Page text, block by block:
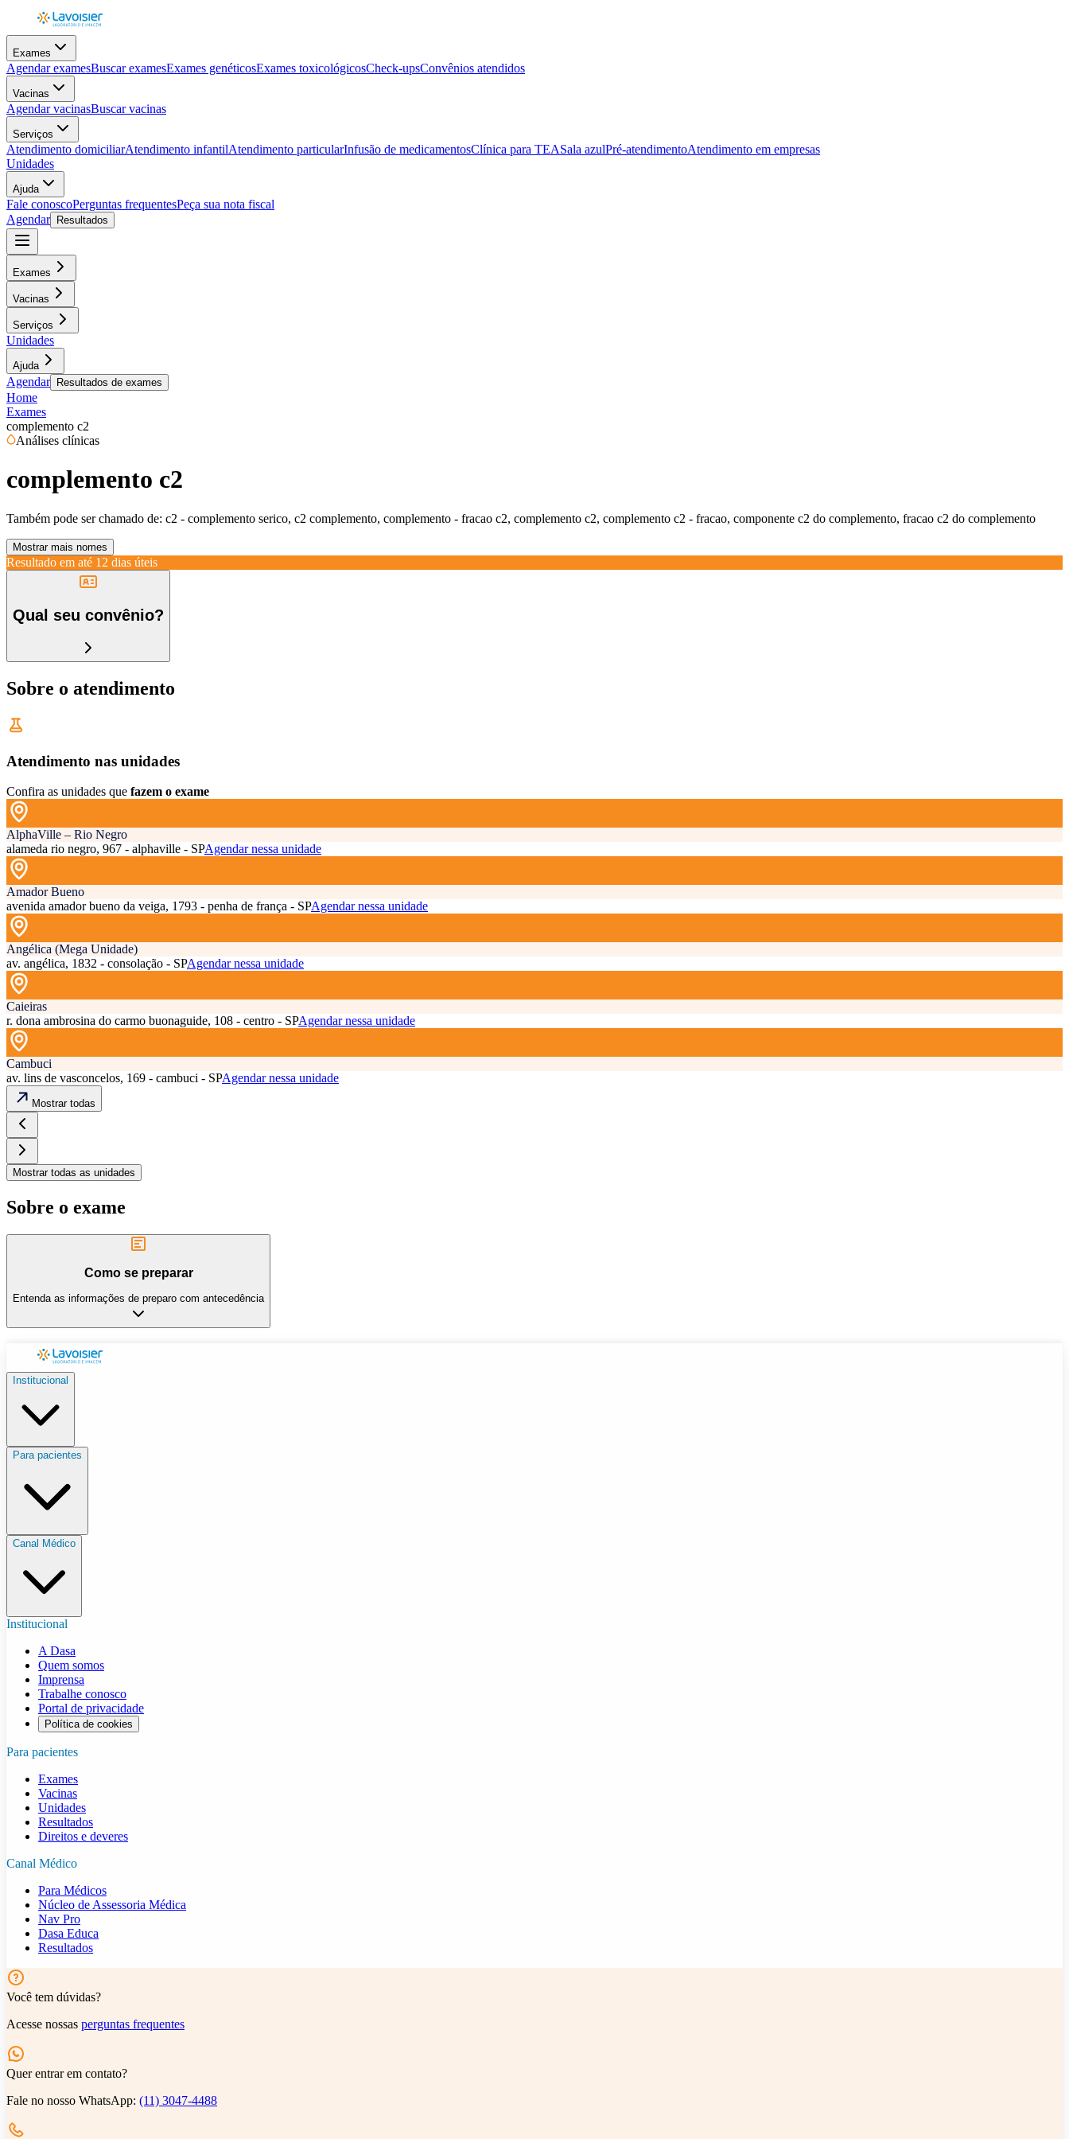
Exames
Agendar examesBuscar examesExames genéticosExames toxicológicosCheck-upsConvênios atendidos
Vacinas
Agendar vacinasBuscar vacinas
Serviços
Atendimento domiciliarAtendimento infantilAtendimento particularInfusão de medicamentosClínica para TEASala azulPré-atendimentoAtendimento em empresas
Unidades
Ajuda
Fale conoscoPerguntas frequentesPeça sua nota fiscal
Agendar
Resultados
Exames
Vacinas
Serviços
Unidades
Ajuda
Agendar Resultados de exames
Home
Exames
complemento c2
Análises clínicas
complemento c2
Também pode ser chamado de: c2 - complemento serico, c2 complemento, complemento - fracao c2, complemento c2, complemento c2 - fracao, componente c2 do complemento, fracao c2 do complemento
Mostrar mais nomes
Resultado em até 12 dias úteis
Qual seu convênio?
Sobre o atendimento
Atendimento nas unidades
Confira as unidades que fazem o exame
AlphaVille – Rio Negro
alameda rio negro, 967 - alphaville - SPAgendar nessa unidade
Amador Bueno
avenida amador bueno da veiga, 1793 - penha de frança - SPAgendar nessa unidade
Angélica (Mega Unidade)
av. angélica, 1832 - consolação - SPAgendar nessa unidade
Caieiras
r. dona ambrosina do carmo buonaguide, 108 - centro - SPAgendar nessa unidade
Cambuci
av. lins de vasconcelos, 169 - cambuci - SPAgendar nessa unidade
Mostrar todas
Mostrar todas as unidades
Sobre o exame
Como se preparar
Entenda as informações de preparo com antecedência
Institucional
Para pacientes
Canal Médico
Institucional
A Dasa
Quem somos
Imprensa
Trabalhe conosco
Portal de privacidade
Política de cookies
Para pacientes
Exames
Vacinas
Unidades
Resultados
Direitos e deveres
Canal Médico
Para Médicos
Núcleo de Assessoria Médica
Nav Pro
Dasa Educa
Resultados
Você tem dúvidas?
Acesse nossas perguntas frequentes
Quer entrar em contato?
Fale no nosso WhatsApp: (11) 3047-4488